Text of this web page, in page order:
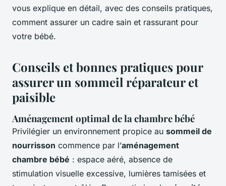
vous explique en détail, avec des conseils pratiques,
comment assurer un cadre sain et rassurant pour
votre bébé.
Conseils et bonnes pratiques pour
assurer un sommeil réparateur et
paisible
Aménagement optimal de la chambre bébé
Privilégier un environnement propice au sommeil de
nourrisson commence par l’aménagement
chambre bébé : espace aéré, absence de
stimulation visuelle excessive, lumières tamisées et